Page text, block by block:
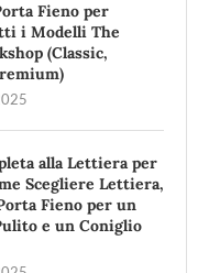
Fieno per
i Modelli The
(Classic,
alla Lettiera per
Scegliere Lettiera,
Fieno per un
e un Coniglio